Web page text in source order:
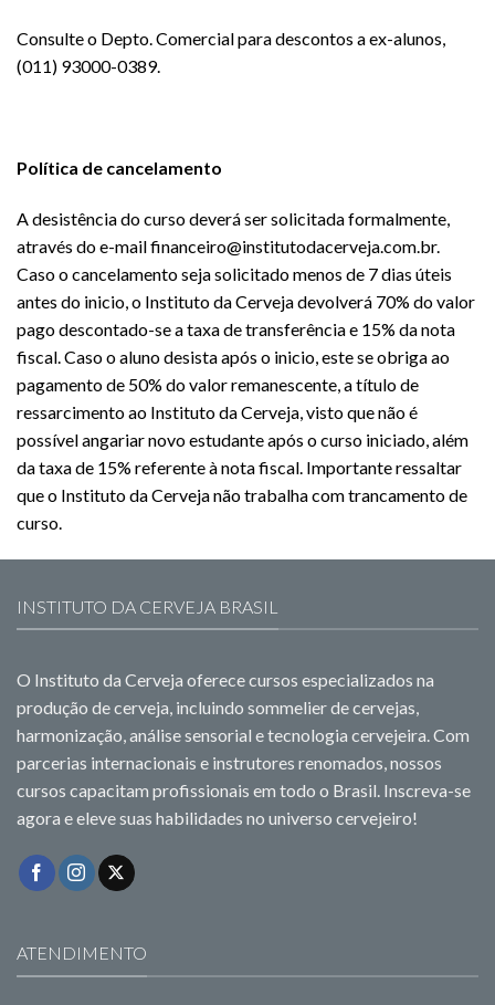
Consulte o Depto. Comercial para descontos a ex-alunos,
(011) 93000-0389.
Política de cancelamento
A desistência do curso deverá ser solicitada formalmente,
através do e-mail financeiro@institutodacerveja.com.br.
Caso o cancelamento seja solicitado menos de 7 dias úteis
antes do inicio, o Instituto da Cerveja devolverá 70% do valor
pago descontado-se a taxa de transferência e 15% da nota
fiscal. Caso o aluno desista após o inicio, este se obriga ao
pagamento de 50% do valor remanescente, a título de
ressarcimento ao Instituto da Cerveja, visto que não é
possível angariar novo estudante após o curso iniciado, além
da taxa de 15% referente à nota fiscal. Importante ressaltar
que o Instituto da Cerveja não trabalha com trancamento de
curso.
INSTITUTO DA CERVEJA BRASIL
O Instituto da Cerveja oferece cursos especializados na
produção de cerveja, incluindo sommelier de cervejas,
harmonização, análise sensorial e tecnologia cervejeira. Com
parcerias internacionais e instrutores renomados, nossos
cursos capacitam profissionais em todo o Brasil. Inscreva-se
agora e eleve suas habilidades no universo cervejeiro!
ATENDIMENTO